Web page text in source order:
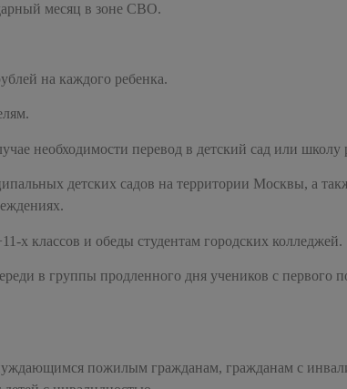
месяц в зоне СВО.
на каждого ребенка.
необходимости перевод в детский сад или
детских садов на территории Москвы, а
х классов и обеды студентам городских колледжей.
в группы продленного дня учеников с первого
пожилым гражданам, гражданам с